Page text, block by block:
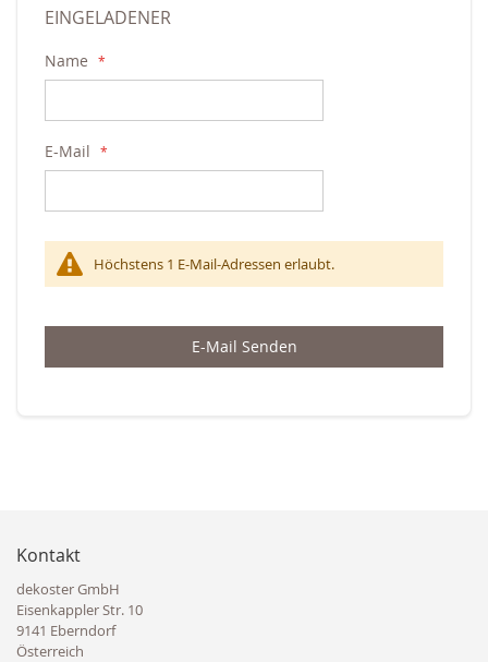
EINGELADENER
Name
E-Mail
Höchstens 1 E-Mail-Adressen erlaubt.
E-Mail Senden
Kontakt
dekoster GmbH
Eisenkappler Str. 10
9141 Eberndorf
Österreich